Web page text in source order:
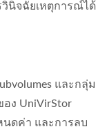
วินิจฉัยเหตุการณ์ได้
และกลุ่ม
ง UniVirStor
นดค่า และการลบ